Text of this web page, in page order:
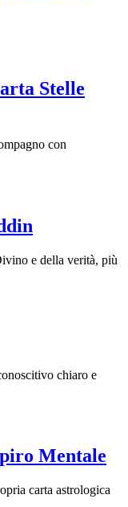
Stelle
con
e della verità, più
chiaro e
Mentale
carta astrologica